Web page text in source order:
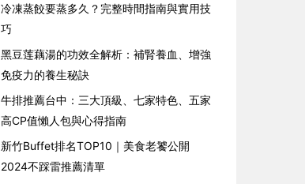
冷凍蒸餃要蒸多久？完整時間指南與實用技
巧
黑豆莲藕湯的功效全解析：補腎養血、增強
免疫力的養生秘訣
牛排推薦台中：三大頂級、七家特色、五家
高CP值懶人包與心得指南
新竹Buffet排名TOP10｜美食老饕公開
2024不踩雷推薦清單